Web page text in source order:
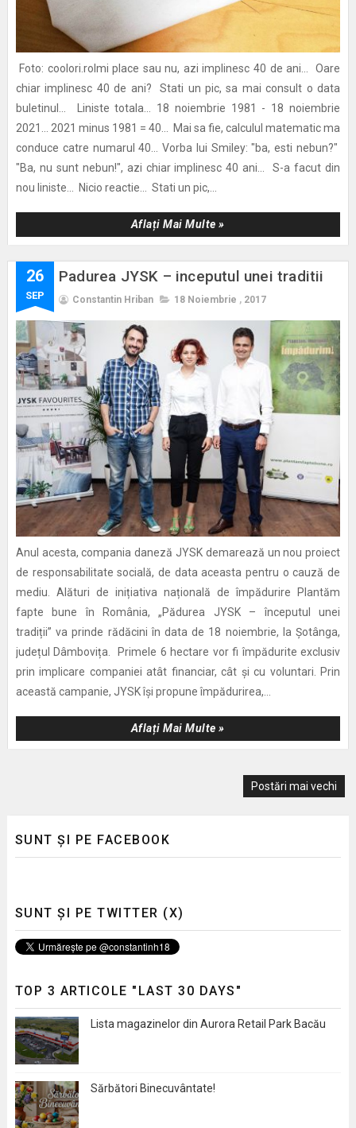
Foto: coolori.roImi place sau nu, azi implinesc 40 de ani... Oare
chiar implinesc 40 de ani? Stati un pic, sa mai consult o data
buletinul... Liniste totala... 18 noiembrie 1981 - 18 noiembrie
2021... 2021 minus 1981 = 40... Mai sa fie, calculul matematic ma
conduce catre numarul 40... Vorba lui Smiley: "ba, esti nebun?"
"Ba, nu sunt nebun!", azi chiar implinesc 40 ani... S-a facut din
nou liniste... Nicio reactie... Stati un pic,...
Aflați Mai Multe »
26
SEP
Padurea JYSK – inceputul unei traditii
Constantin Hriban 18 Noiembrie , 2017
Anul acesta, compania daneză JYSK demarează un nou proiect
de responsabilitate socială, de data aceasta pentru o cauză de
mediu. Alături de inițiativa națională de împădurire Plantăm
fapte bune în România, „Pădurea JYSK – începutul unei
tradiții” va prinde rădăcini în data de 18 noiembrie, la Șotânga,
județul Dâmbovița. Primele 6 hectare vor fi împădurite exclusiv
prin implicare companiei atât financiar, cât și cu voluntari. Prin
această campanie, JYSK își propune împădurirea,...
Aflați Mai Multe »
Postări mai vechi
SUNT ȘI PE FACEBOOK
SUNT ȘI PE TWITTER (X)
TOP 3 ARTICOLE "LAST 30 DAYS"
Lista magazinelor din Aurora Retail Park Bacău
Sărbători Binecuvântate!